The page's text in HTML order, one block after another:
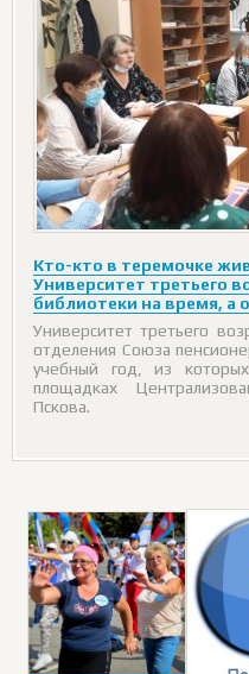
Кто-кто в теремочке
Университет третьего
библиотеки на время, а
Университет третьего
отделения Союза
учебный год, из
площадках
Пскова.